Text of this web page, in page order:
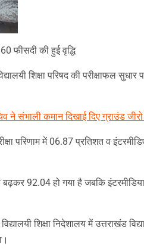
फीसदी की हुई वृद्धि
शिक्षा परिषद की परीक्षाफल सुधार
ने संभाली कमान दिखाई दिए ग्राउंड
परिणाम में 06.87 प्रतिशत व
92.04 हो गया है जबकि
शिक्षा निदेशालय में उत्तराखंड